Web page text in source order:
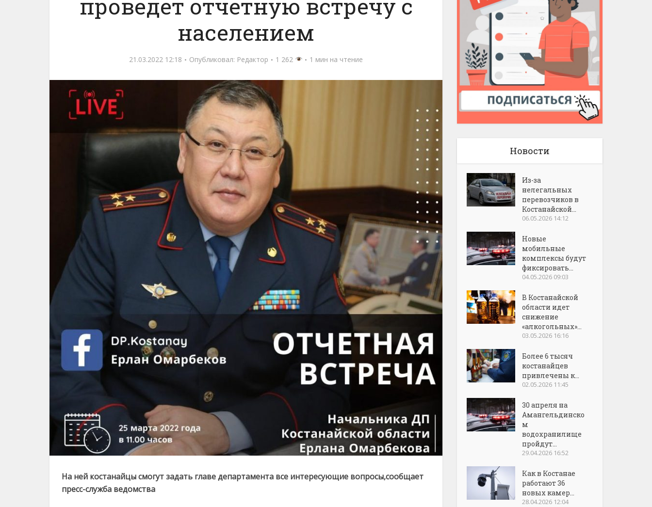
проведет отчетную встречу с
населением
21.03.2022 12:18 Опубликовал: Редактор 1 262 1 мин на чтение
На ней костанайцы смогут задать главе департамента все интересующие вопросы,сообщает
пресс-служба ведомства
Новости
Из-за
нелегальных
перевозчиков в
Костанайской...
06.05.2026 14:12
Новые
мобильные
комплексы будут
фиксировать...
04.05.2026 09:03
В Костанайской
области идет
снижение
«алкогольных»...
03.05.2026 16:16
Более 6 тысяч
костанайцев
привлечены к...
02.05.2026 11:45
30 апреля на
Амангельдинско
м
водохранилище
пройдут...
29.04.2026 16:52
Как в Костанае
работают 36
новых камер...
28.04.2026 12:04